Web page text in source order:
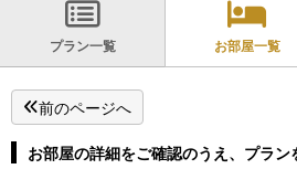
プラン一覧 お部屋一覧
前のページへ
お部屋の詳細をご確認のうえ、プラン